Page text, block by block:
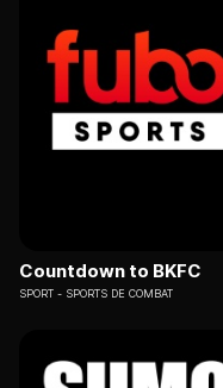
Countdown to BKFC
SPORT SPORTS DE COMBAT